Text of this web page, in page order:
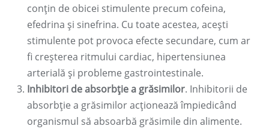
conțin de obicei stimulente precum cofeina,
efedrina și sinefrina. Cu toate acestea, acești
stimulente pot provoca efecte secundare, cum ar
fi creșterea ritmului cardiac, hipertensiunea
arterială și probleme gastrointestinale.
Inhibitori de absorbție a grăsimilor. Inhibitorii de
absorbție a grăsimilor acționează împiedicând
organismul să absoarbă grăsimile din alimente.